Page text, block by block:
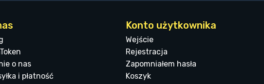
o nas
i płatność
Konto użytkownika
Wejście
Rejestracja
Zapomniałem hasła
Koszyk